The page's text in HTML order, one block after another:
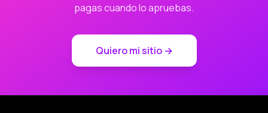
pagas cuando lo apruebas.
Quiero mi sitio →